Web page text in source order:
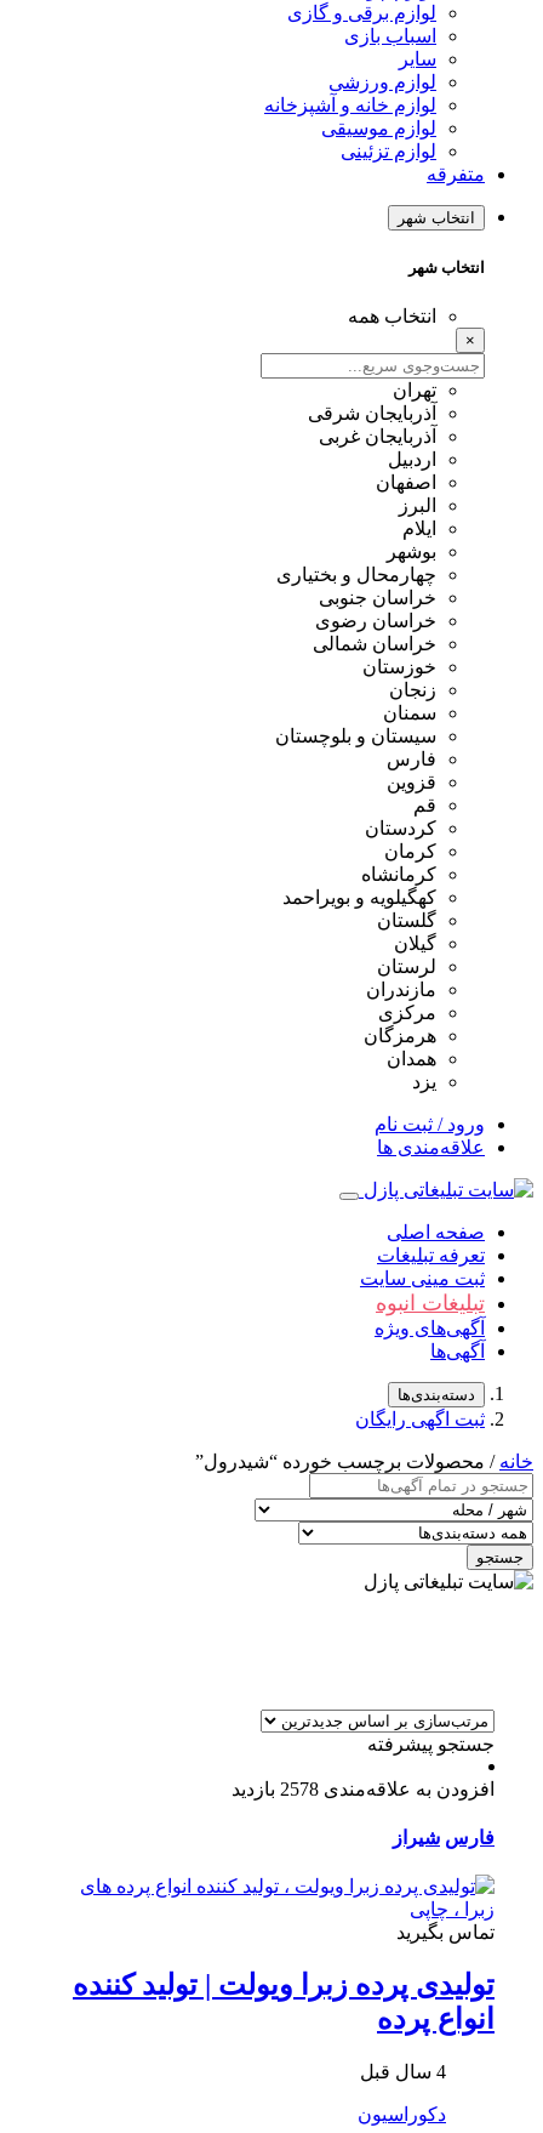
لوازم برقی و گازی
اسباب بازی
سایر
لوازم ورزشی
لوازم خانه و آشپزخانه
لوازم موسیقی
لوازم تزئینی
متفرقه
انتخاب شهر
انتخاب شهر
انتخاب همه
×
تهران
آذربایجان شرقی
آذربایجان غربی
اردبیل
اصفهان
البرز
ایلام
بوشهر
چهارمحال و بختیاری
خراسان جنوبی
خراسان رضوی
خراسان شمالی
خوزستان
زنجان
سمنان
سیستان و بلوچستان
فارس
قزوین
قم
کردستان
کرمان
کرمانشاه
کهگیلویه و بویراحمد
گلستان
گیلان
لرستان
مازندران
مرکزی
هرمزگان
همدان
یزد
ورود / ثبت نام
علاقه‌مندی ها
صفحه اصلی
تعرفه تبلیغات
ثبت مینی سایت
تبلیغات انبوه
آگهی‌های ویژه
آگهی‌ها
دسته‌بندی‌ها
ثبت اگهی رایگان
خانه / محصولات برچسب خورده “شیدرول”
جستجو
جستجو پیشرفته
افزودن به علاقه‌مندی 2578 بازدید
فارس شیراز
تماس بگیرید
تولیدی پرده زبرا ویولت | تولید کننده
انواع پرده
4 سال قبل
دکوراسیون